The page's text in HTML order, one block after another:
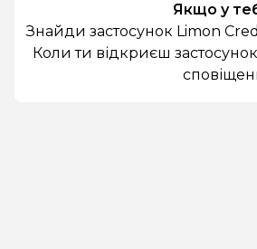
Якщо у
Знайди застосунок Limon
Коли ти відкриєш